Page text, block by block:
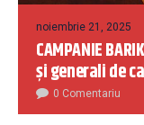
noiembrie 21, 2025
CAMPANIE
și generali de
0 Comentariu